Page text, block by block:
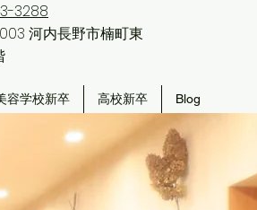
3288
河内長野市楠町東
容学校新卒 高校新卒 Blog